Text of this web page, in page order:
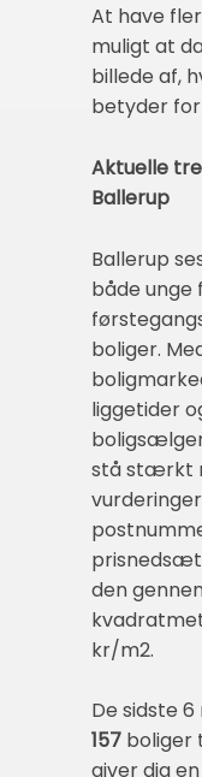
At have
muligt at
billede af,
betyder
Aktuelle
Ballerup
Ballerup
både unge
boliger.
liggetider
stå stærkt
den
kr/m2.
De sidste
157 boliger
giver dig